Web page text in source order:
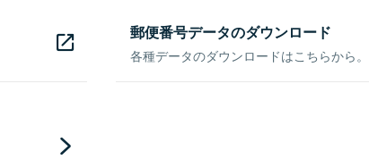
郵便番号データのダウンロード
各種データのダウンロードはこちらから